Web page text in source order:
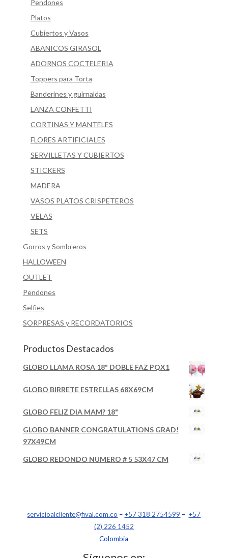
Pendones
Platos
Cubiertos y Vasos
ABANICOS GIRASOL
ADORNOS COCTELERIA
Toppers para Torta
Banderines y guirnaldas
LANZA CONFETTI
CORTINAS Y MANTELES
FLORES ARTIFICIALES
SERVILLETAS Y CUBIERTOS
STICKERS
MADERA
VASOS PLATOS CRISPETEROS
VELAS
SETS
Gorros y Sombreros
HALLOWEEN
OUTLET
Pendones
Selfies
SORPRESAS y RECORDATORIOS
Productos Destacados
GLOBO LLAMA ROSA 18" DOBLE FAZ PQX1
GLOBO BIRRETE ESTRELLAS 68X69CM
GLOBO FELIZ DIA MAM? 18"
GLOBO BANNER CONGRATULATIONS GRAD!
97X49CM
GLOBO REDONDO NUMERO # 5 53X47 CM
servicioalcliente@fival.com.co – +57 318 2754599 – +57
(2) 226 1452
Colombia